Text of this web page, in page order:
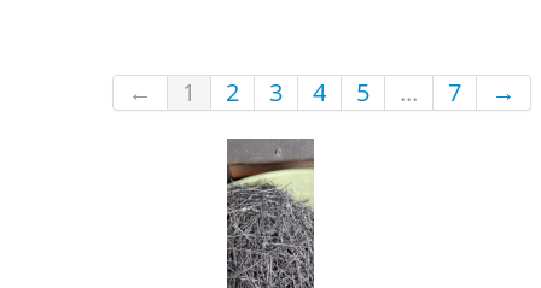
← 1 2 3 4 5 ... 7 →